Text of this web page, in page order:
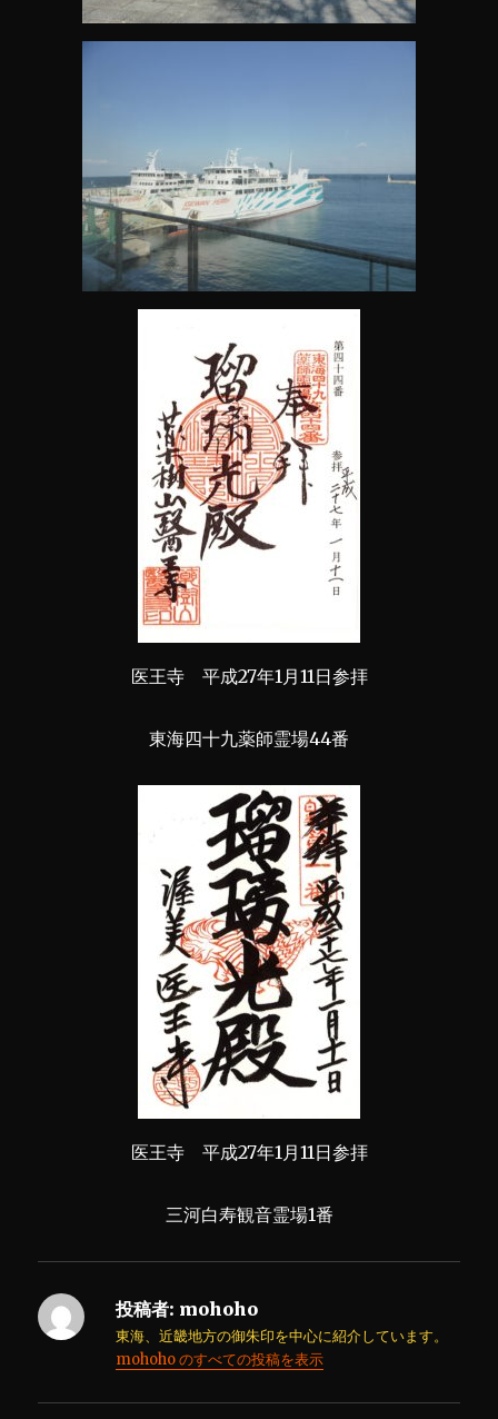
医王寺 平成27年1月11日参拝
東海四十九薬師霊場44番
医王寺 平成27年1月11日参拝
三河白寿観音霊場1番
投稿者: mohoho
東海、近畿地方の御朱印を中心に紹介しています。
mohoho のすべての投稿を表示